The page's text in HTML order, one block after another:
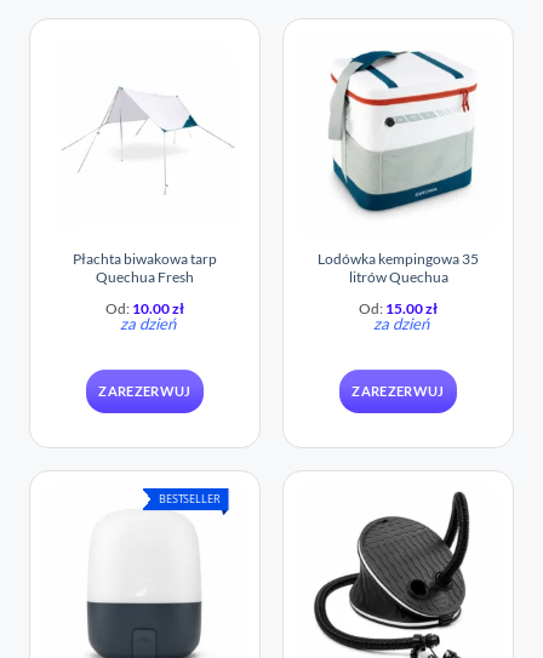
Płachta biwakowa tarp
Quechua Fresh
Od: 10.00zł
za dzień
ZAREZERWUJ
Lodówka kempingowa 35
litrów Quechua
Od: 15.00zł
za dzień
ZAREZERWUJ
BESTSELLER